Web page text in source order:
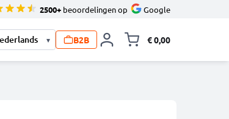
2500+ beoordelingen op Google
▾ B2B € 0,00